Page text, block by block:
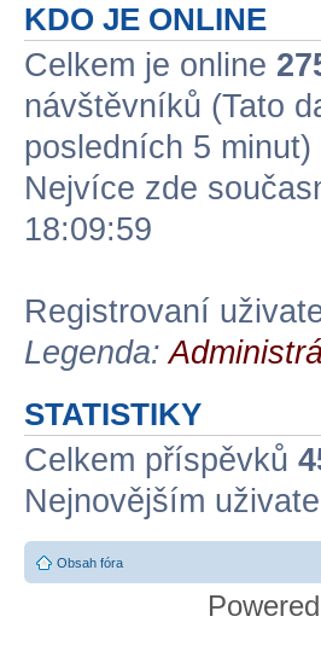
KDO JE ONLINE
Celkem je online
návštěvníků (Tato
posledních 5 minut)
Nejvíce zde
18:09:59
Registrovaní
Legenda:
STATISTIKY
Celkem příspěvků
Nejnovějším
Obsah fóra